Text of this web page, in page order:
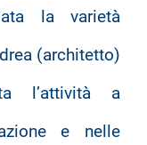
la varietà
(architetto)
l’attività a
e nelle